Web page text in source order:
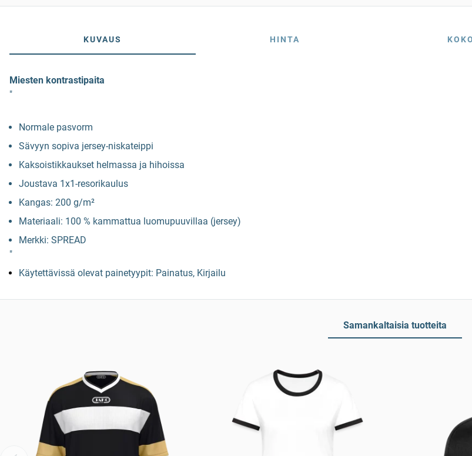
KUVAUS HINTA
Miesten kontrastipaita
"
Normale pasvorm
Sävyyn sopiva jersey-niskateippi
Kaksoistikkaukset helmassa ja hihoissa
Joustava 1x1-resorikaulus
Kangas: 200 g/m²
Materiaali: 100 % kammattua luomupuuvillaa (jersey)
Merkki: SPREAD
"
Käytettävissä olevat painetyypit: Painatus, Kirjailu
Samankaltaisia tuotteita